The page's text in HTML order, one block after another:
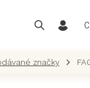
značky